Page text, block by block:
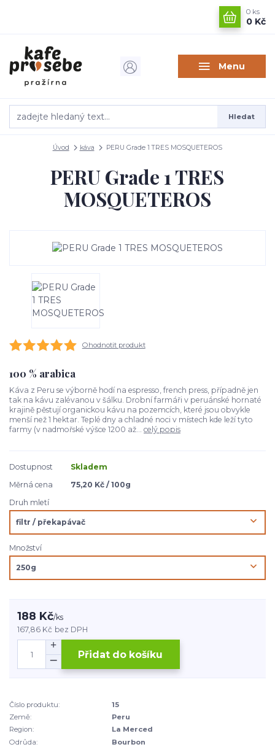
Menu
Hledat
0 ks
0 Kč
Úvod káva PERU Grade 1 TRES MOSQUETEROS
PERU Grade 1 TRES
MOSQUETEROS
Ohodnotit produkt
100 % arabica
Káva z Peru se výborně hodí na espresso, french press, případně jen
tak na kávu zalévanou v šálku. Drobní farmáři v peruánské hornaté
krajině pěstují organickou kávu na pozemcích, které jsou obvykle
menší než 1 hektar. Teplé dny a chladné noci v místech kde leží tyto
farmy (v nadmořské výšce 1200 až... celý popis
Dostupnost
Skladem
Měrná cena
75,20 Kč / 100g
Druh mletí
Množství
188 Kč/ks
167,86 Kč bez DPH
Přidat do košíku
Číslo produktu:
15
Země:
Peru
Region:
La Merced
Odrůda:
Bourbon